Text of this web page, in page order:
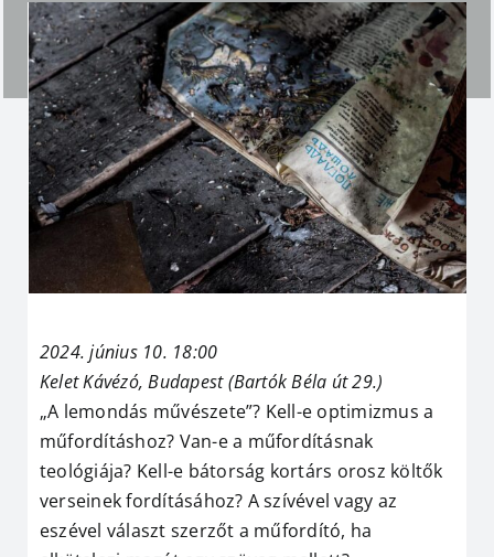
2024. június 10. 18:00
Kelet Kávézó, Budapest (Bartók Béla út 29.)
„A lemondás művészete”? Kell-e optimizmus a
műfordításhoz? Van-e a műfordításnak
teológiája? Kell-e bátorság kortárs orosz költők
verseinek fordításához? A szívével vagy az
eszével választ szerzőt a műfordító, ha